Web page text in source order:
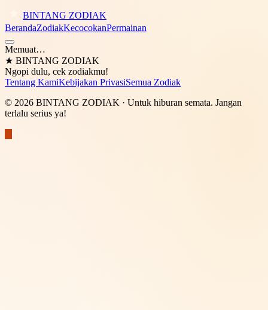
BINTANG ZODIAK
BerandaZodiakKecocokanPermainan
Memuat…
★ BINTANG ZODIAK
Ngopi dulu, cek zodiakmu!
Tentang KamiKebijakan PrivasiSemua Zodiak
© 2026 BINTANG ZODIAK · Untuk hiburan semata. Jangan
terlalu serius ya!